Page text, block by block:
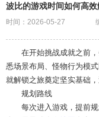
波比的游戏时间如何高
时间：2026-05-27
在开始挑战成就之前
悉场景布局、怪物行为模
就解锁之旅奠定坚实基础
规划路线
每次进入游戏，提前